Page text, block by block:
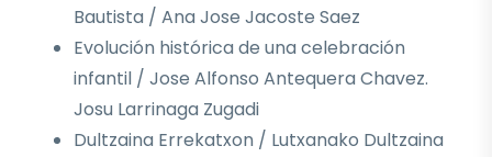
Bautista / Ana Jose Jacoste Saez
Evolución histórica de una celebración
infantil / Jose Alfonso Antequera Chavez.
Josu Larrinaga Zugadi
Dultzaina Errekatxon / Lutxanako Dultzaina